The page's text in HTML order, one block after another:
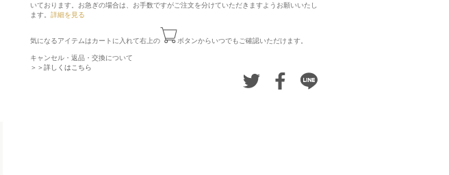
いております。お急ぎの場合は、お手数ですがご注文を分けていただきますようお願いいたし
ます。 詳細を見る
気になるアイテムはカートに入れて右上の ボタンからいつでもご確認いただけます。
キャンセル・返品・交換について
＞＞詳しくはこちら